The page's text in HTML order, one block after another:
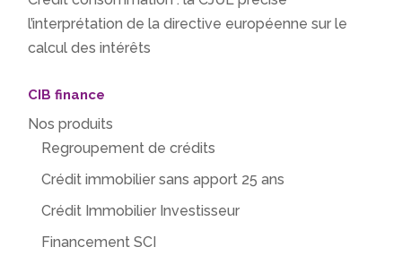
l’interprétation de la directive européenne sur le
calcul des intérêts
CIB finance
Nos produits
Regroupement de crédits
Crédit immobilier sans apport 25 ans
Crédit Immobilier Investisseur
Financement SCI